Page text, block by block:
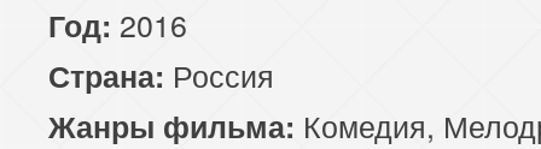
Год: 2016
Страна: Россия
Жанры фильма: Комедия,